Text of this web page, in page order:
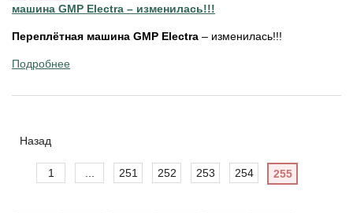
машина GMP Electra – изменилась!!!
Переплётная машина GMP Electra – изменилась!!!
Подробнее
Назад
1 251 252 253 254 255